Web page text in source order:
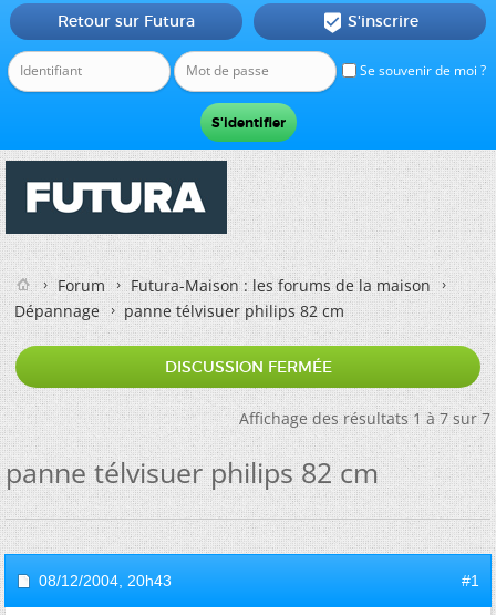
Se souvenir de moi ?
Retour sur Futura  S'inscrire
Forum
Futura-Maison : les forums de la maison
Dépannage
panne télvisuer philips 82 cm
DISCUSSION FERMÉE
Affichage des résultats 1 à 7 sur 7
panne télvisuer philips 82 cm
08/12/2004, 20h43 #1